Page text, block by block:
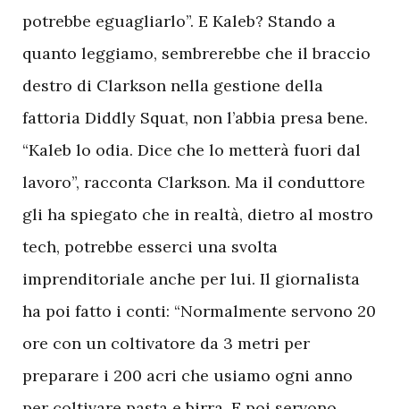
potrebbe eguagliarlo”. E Kaleb? Stando a
quanto leggiamo, sembrerebbe che il braccio
destro di Clarkson nella gestione della
fattoria Diddly Squat, non l’abbia presa bene.
“Kaleb lo odia. Dice che lo metterà fuori dal
lavoro”, racconta Clarkson. Ma il conduttore
gli ha spiegato che in realtà, dietro al mostro
tech, potrebbe esserci una svolta
imprenditoriale anche per lui. Il giornalista
ha poi fatto i conti: “Normalmente servono 20
ore con un coltivatore da 3 metri per
preparare i 200 acri che usiamo ogni anno